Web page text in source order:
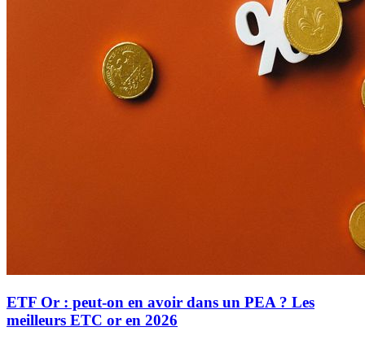
ETF Or : peut-on en avoir dans un PEA ? Les
meilleurs ETC or en 2026